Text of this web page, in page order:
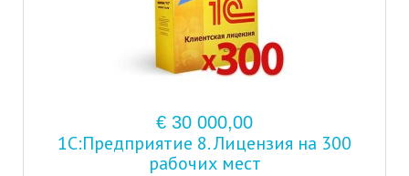
€ 30 000,00
1С:Предприятие 8. Лицензия на 300
рабочих мест